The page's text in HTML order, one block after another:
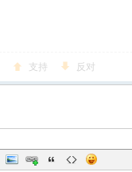
支持 反对